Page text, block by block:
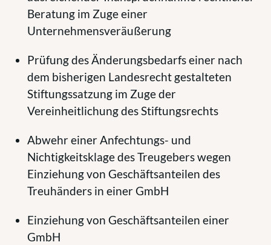
Beratung im Zuge einer
Unternehmensveräußerung
Prüfung des Änderungsbedarfs einer nach
dem bisherigen Landesrecht gestalteten
Stiftungssatzung im Zuge der
Vereinheitlichung des Stiftungsrechts
Abwehr einer Anfechtungs- und
Nichtigkeitsklage des Treugebers wegen
Einziehung von Geschäftsanteilen des
Treuhänders in einer GmbH
Einziehung von Geschäftsanteilen einer
GmbH